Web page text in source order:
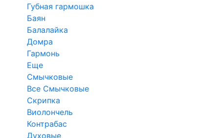
Губная гармошка
Баян
Балалайка
Домра
Гармонь
Еще
Смычковые
Все Смычковые
Скрипка
Виолончель
Контрабас
Духовые